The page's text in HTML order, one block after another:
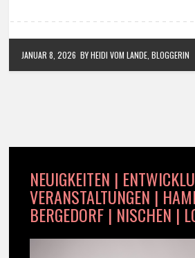
JANUAR 8, 2026 BY HEIDI VOM LANDE, BLOGGERIN
NEUIGKEITEN |
VERANSTALTUNGEN |
BERGEDORF | NISCHEN |